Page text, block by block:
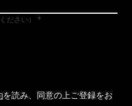
ださい）
を読み、同意の上ご登録をお